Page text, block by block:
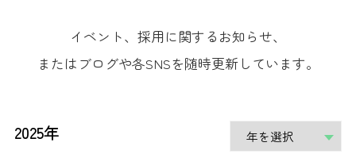
イベント、採用に関するお知らせ、
またはブログや各SNSを随時更新しています。
2025年